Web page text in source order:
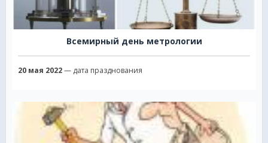
Всемирный день метрологии
20 мая 2022— дата празднования